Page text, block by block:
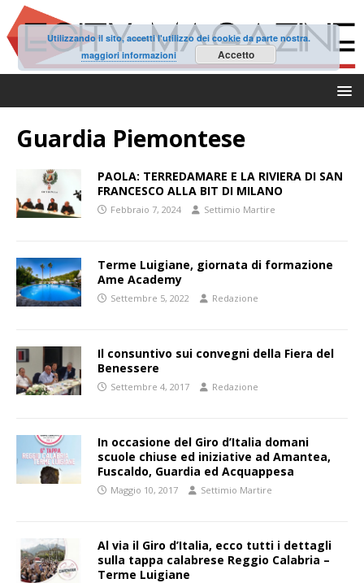
Guardia Piemontese
PAOLA: TERREDAMARE E LA RIVIERA DI SAN
FRANCESCO ALLA BIT DI MILANO
Febbraio 7, 2024 Settimio Martire
Terme Luigiane, giornata di formazione
Ame Academy
Settembre 5, 2022 Redazione
Il consuntivo sui convegni della Fiera del
Benessere
Settembre 4, 2017 Redazione
In occasione del Giro d’Italia domani
scuole chiuse ed iniziative ad Amantea,
Fuscaldo, Guardia ed Acquappesa
Maggio 10, 2017 Settimio Martire
Al via il Giro d’Italia, ecco tutti i dettagli
sulla tappa calabrese Reggio Calabria –
Terme Luigiane
Utilizzando il sito, accetti l'utilizzo dei cookie da parte nostra.
maggiori informazioni
Accetto